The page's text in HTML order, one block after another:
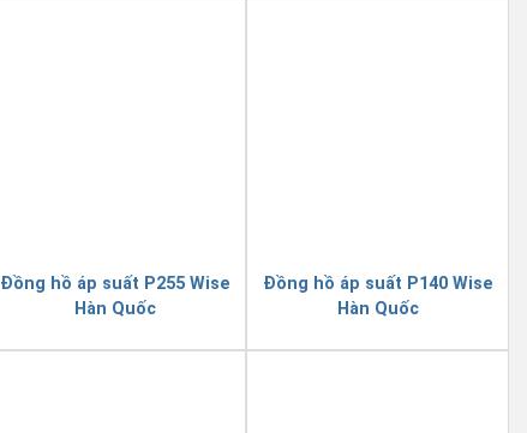
Đồng hồ áp suất P255 Wise
Hàn Quốc
Đồng hồ áp suất P140 Wise
Hàn Quốc